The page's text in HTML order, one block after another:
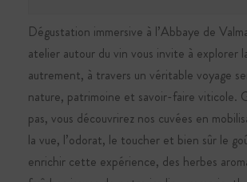
Dégustation immersive à l’Abbaye de
atelier autour du vin vous invite à explorer
autrement, à travers un véritable voyage
nature, patrimoine et savoir-faire viticole.
pas, vous découvrirez nos cuvées en
la vue, l’odorat, le toucher et bien sûr le
enrichir cette expérience, des herbes